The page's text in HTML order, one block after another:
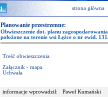
strona główna
Planowanie przestrzenne:
Obwieszczenie dot. planu
położone na terenie wsi Łężce o nr ewid.
Treść obwieszczenia
Załącznik - mapa
Uchwała
informacje wprowadził:
Paweł Kumański